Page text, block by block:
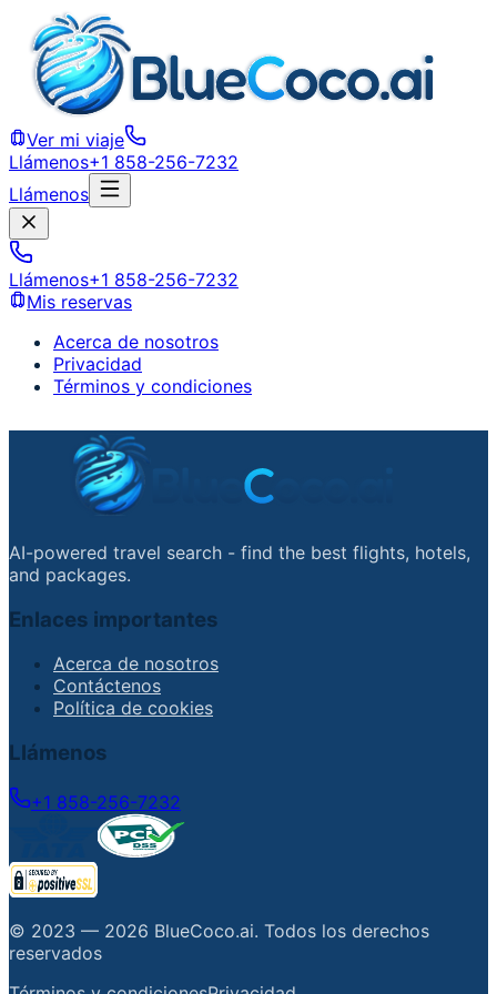
Ver mi viaje
Llámenos+1 858-256-7232
Llámenos
Llámenos+1 858-256-7232
Mis reservas
Acerca de nosotros
Privacidad
Términos y condiciones
AI-powered travel search - find the best flights, hotels,
and packages.
Enlaces importantes
Acerca de nosotros
Contáctenos
Política de cookies
Llámenos
+1 858-256-7232
© 2023 — 2026 BlueCoco.ai. Todos los derechos
reservados